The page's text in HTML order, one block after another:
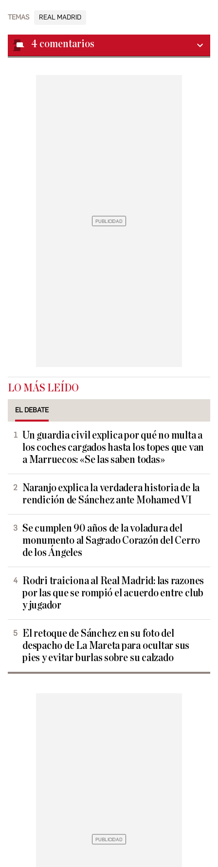
TEMAS REAL MADRID
4 comentarios
LO MÁS LEÍDO
EL DEBATE
Un guardia civil explica por qué no multa a
los coches cargados hasta los topes que van
a Marruecos: «Se las saben todas»
Naranjo explica la verdadera historia de la
rendición de Sánchez ante Mohamed VI
Se cumplen 90 años de la voladura del
monumento al Sagrado Corazón del Cerro
de los Ángeles
Rodri traiciona al Real Madrid: las razones
por las que se rompió el acuerdo entre club
y jugador
El retoque de Sánchez en su foto del
despacho de La Mareta para ocultar sus
pies y evitar burlas sobre su calzado